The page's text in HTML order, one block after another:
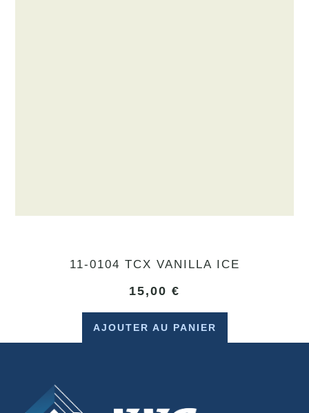
11-0104 TCX VANILLA ICE
15,00 €
AJOUTER AU PANIER